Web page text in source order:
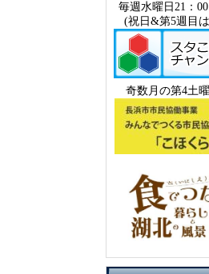
毎週水曜日21：
(祝日&第5週目
奇数月の第4土